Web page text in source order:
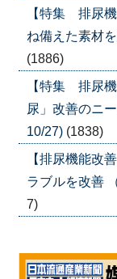
【特集 排尿
ね備えた素材
(1886)
【特集 排尿
尿」改善のニ
10/27) (1838)
【排尿機能改
ラブルを改善
7)